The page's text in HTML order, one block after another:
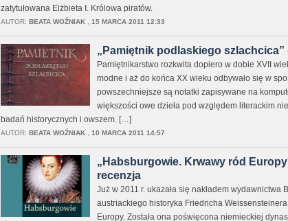
zatytułowana Elżbieta I. Królowa piratów.
AUTOR: BEATA WOŹNIAK, 15 MARCA 2011 12:33
„Pamiętnik podlaskiego szlachcica”
Pamiętnikarstwo rozkwita dopiero w dobie XVII
modne i aż do końca XX wieku odbywało się w
powszechniejsze są notatki zapisywane na
większości owe dzieła pod względem literackim
badań historycznych i owszem. […]
AUTOR: BEATA WOŹNIAK, 10 MARCA 2011 14:57
„Habsburgowie. Krwawy ród
recenzja
Już w 2011 r. ukazała się nakładem
austriackiego historyka Friedricha
Europy. Została ona poświęcona niemieckiej